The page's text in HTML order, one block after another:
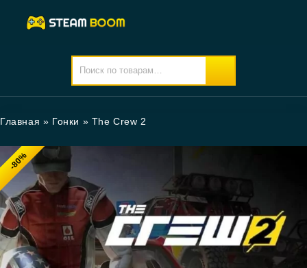
Главная » Гонки » The Crew 2
-80%